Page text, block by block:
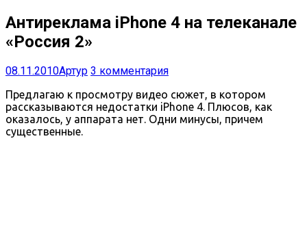
Антиреклама iPhone 4 на телеканале
«Россия 2»
08.11.2010Артур 3 комментария
Предлагаю к просмотру видео сюжет, в котором
рассказываются недостатки iPhone 4. Плюсов, как
оказалось, у аппарата нет. Одни минусы, причем
существенные.